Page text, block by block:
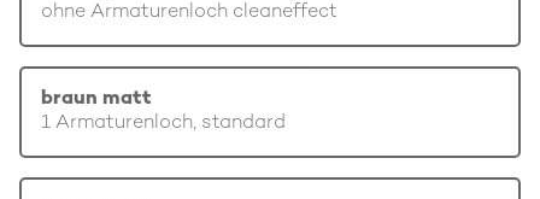
ohne Armaturenloch cleaneffect
braun matt
1 Armaturenloch, standard